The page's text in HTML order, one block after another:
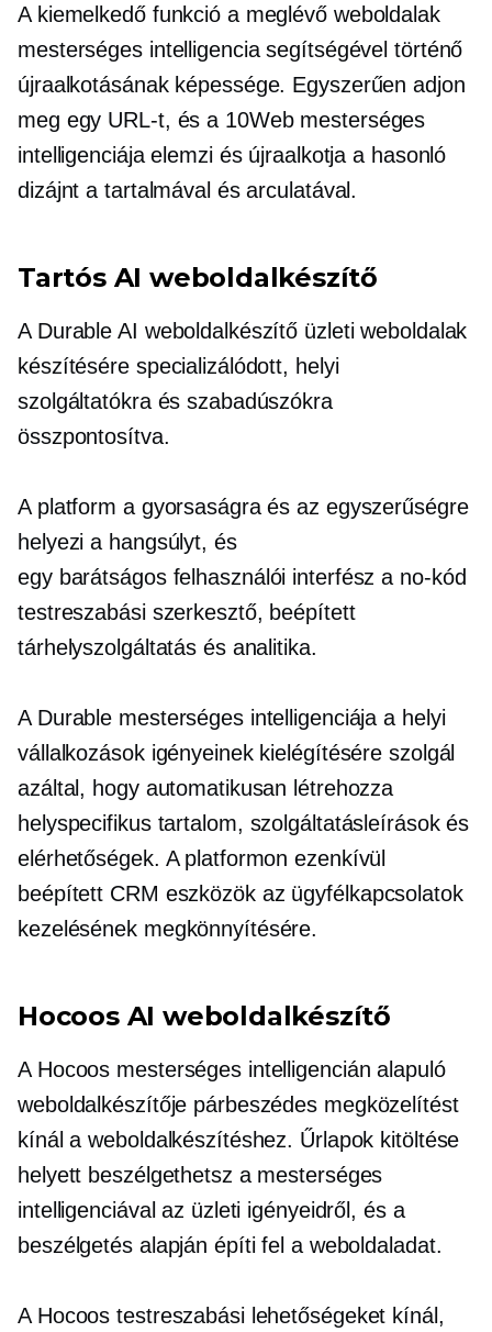
A kiemelkedő funkció a meglévő weboldalak
mesterséges intelligencia segítségével történő
újraalkotásának képessége. Egyszerűen adjon
meg egy URL-t, és a 10Web mesterséges
intelligenciája elemzi és újraalkotja a hasonló
dizájnt a tartalmával és arculatával.
Tartós AI weboldalkészítő
A Durable AI weboldalkészítő üzleti weboldalak
készítésére specializálódott, helyi
szolgáltatókra és szabadúszókra
összpontosítva.
A platform a gyorsaságra és az egyszerűségre
helyezi a hangsúlyt, és
egy barátságos felhasználói interfész a no-kód
testreszabási szerkesztő, beépített
tárhelyszolgáltatás és analitika.
A Durable mesterséges intelligenciája a helyi
vállalkozások igényeinek kielégítésére szolgál
azáltal, hogy automatikusan létrehozza
helyspecifikustartalom, szolgáltatásleírások és
elérhetőségek. A platformon ezenkívül
beépített CRM eszközök az ügyfélkapcsolatok
kezelésének megkönnyítésére.
Hocoos AI weboldalkészítő
A Hocoos mesterséges intelligencián alapuló
weboldalkészítője párbeszédes megközelítést
kínál a weboldalkészítéshez. Űrlapok kitöltése
helyett beszélgethetsz a mesterséges
intelligenciával az üzleti igényeidről, és a
beszélgetés alapján építi fel a weboldaladat.
A Hocoos testreszabási lehetőségeket kínál,